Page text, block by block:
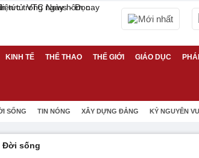
Mới nhất
KINH TẾ THỂ THAO THẾ GIỚI GIÁO DỤC
SỐNG TIN NÓNG XÂY DỰNG ĐẢNG KỶ NGUYÊN
Đời sống